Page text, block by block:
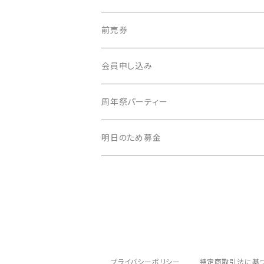
前売券
新・社会科見学
会員申し込み
周年祭パーティー
明日のため募金
プライバシーポリシー 特定商取引法に基